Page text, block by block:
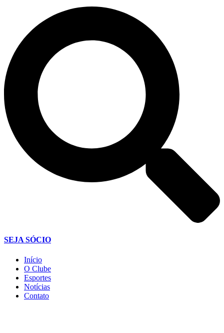
SEJA SÓCIO
Início
O Clube
Esportes
Notícias
Contato